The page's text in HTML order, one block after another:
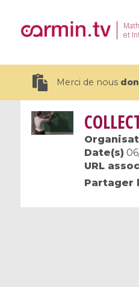
et
Merci de nous
Date(s)
URL
Partager